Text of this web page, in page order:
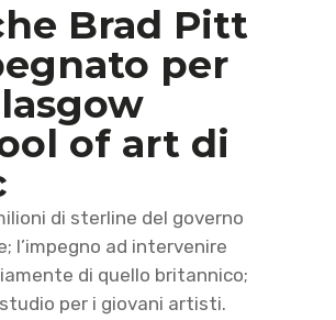
Brad Pitt
per
of art di
di sterline del governo
l’impegno ad intervenire
di quello britannico;
per i giovani artisti.